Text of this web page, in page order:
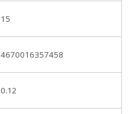
15
4670016357458
0.12